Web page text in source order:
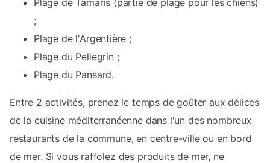
;
Plage de l'Argentière ;
Plage du Pellegrin ;
Plage du Pansard.
Entre 2 activités, prenez le temps de goûter aux délices
de la cuisine méditerranéenne dans l'un des nombreux
restaurants de la commune, en centre-ville ou en bord
de mer. Si vous raffolez des produits de mer, ne